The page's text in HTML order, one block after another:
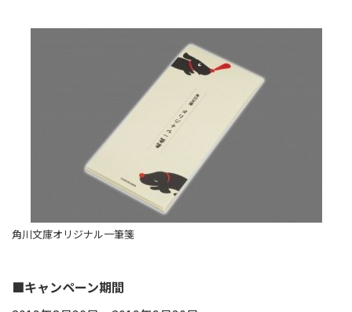
角川文庫オリジナル一筆箋
■キャンペーン期間